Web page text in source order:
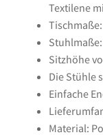
Textilene
Tischmaße:
Stuhlmaße:
Sitzhöhe
Die Stühle
Einfache
Material: